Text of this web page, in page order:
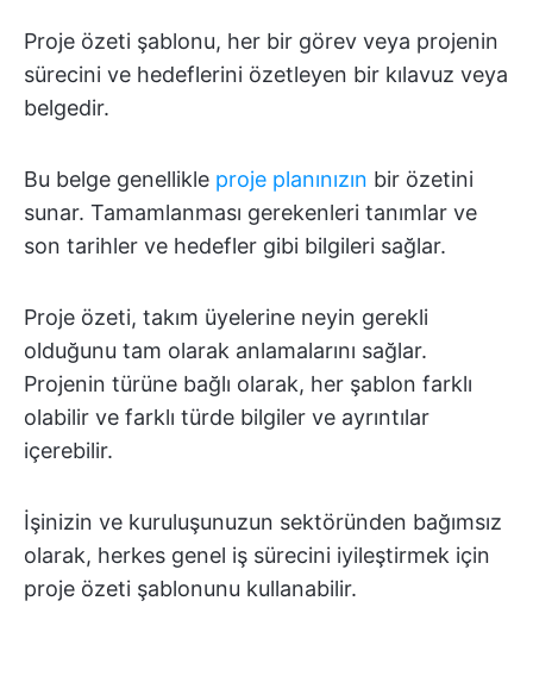
Proje özeti şablonu, her bir görev veya projenin
sürecini ve hedeflerini özetleyen bir kılavuz veya
belgedir.
Bu belge genellikle proje planınızın bir özetini
sunar. Tamamlanması gerekenleri tanımlar ve
son tarihler ve hedefler gibi bilgileri sağlar.
Proje özeti, takım üyelerine neyin gerekli
olduğunu tam olarak anlamalarını sağlar.
Projenin türüne bağlı olarak, her şablon farklı
olabilir ve farklı türde bilgiler ve ayrıntılar
içerebilir.
İşinizin ve kuruluşunuzun sektöründen bağımsız
olarak, herkes genel iş sürecini iyileştirmek için
proje özeti şablonunu kullanabilir.